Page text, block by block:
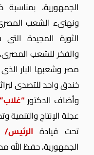
ونهنىء الشعب
الثورة المجيدة
والفخر للشعب المصرى،
مصر وشعبها البار
خندق واحد للتصدى
وأضاف الدكتور“غلاب”
عجلة الإنتاج
تحت قيادة
الجمهورية، حفظ الله